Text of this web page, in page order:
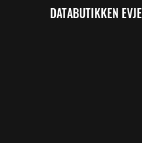
DATABUTIKKEN EVJE